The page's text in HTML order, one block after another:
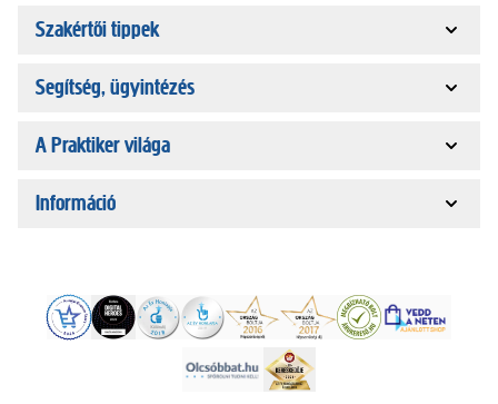
Szakértői tippek
Segítség, ügyintézés
A Praktiker világa
Információ